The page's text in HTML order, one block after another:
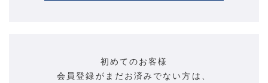
初めてのお客様
会員登録がまだお済みでない方は、